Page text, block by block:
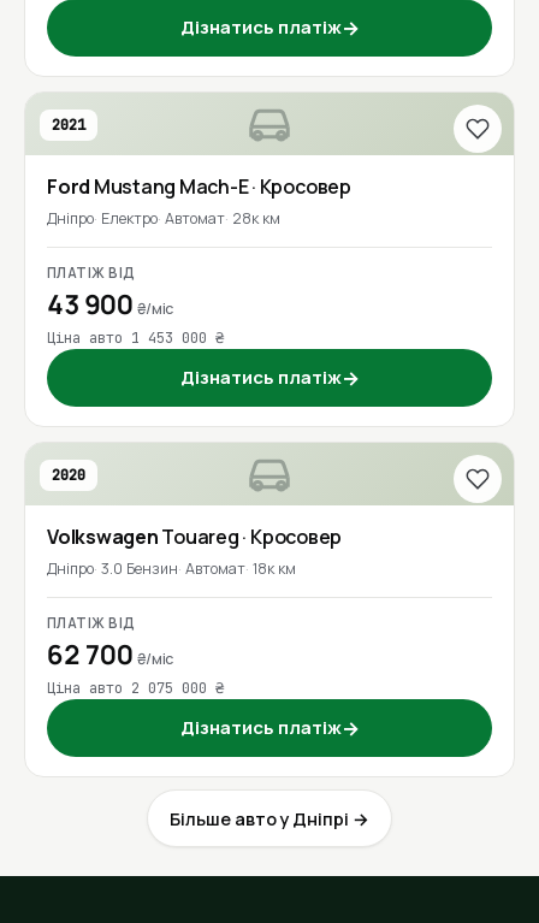
Дізнатись платіж→
2021
Ford Mustang Mach-E· Кросовер
Дніпро Електро Автомат 28к км
ПЛАТІЖ ВІД
43 900 ₴/міс
Ціна авто 1 453 000 ₴
Дізнатись платіж→
2020
VolkswagenTouareg· Кросовер
Дніпро 3.0 Бензин Автомат 18к км
ПЛАТІЖ ВІД
62 700 ₴/міс
Ціна авто 2 075 000 ₴
Дізнатись платіж→
Більше авто у Дніпрі →